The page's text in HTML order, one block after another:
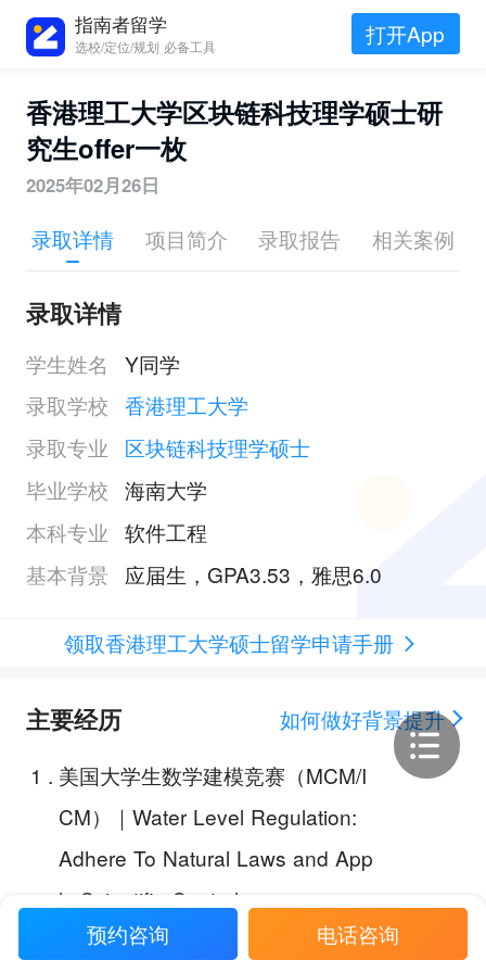
指南者留学
选校/定位/规划 必备工具 打开App
香港理工大学区块链科技理学硕士研
究生offer一枚
2025年02月26日
录取详情 项目简介 录取报告 相关案例
录取详情
学生姓名
Y同学
录取学校 香港理工大学
录取专业
区块链科技理学硕士
毕业学校 海南大学
本科专业 软件工程
基本背景
应届生，GPA3.53，雅思6.0
领取香港理工大学硕士留学申请手册
主要经历
如何做好背景提升
1 . 美国大学生数学建模竞赛（MCM/I
CM）｜Water Level Regulation:
Adhere To Natural Laws and App
ly Scientific Control；
数维杯大学生数学建模挑战赛｜基
预约咨询 电话咨询